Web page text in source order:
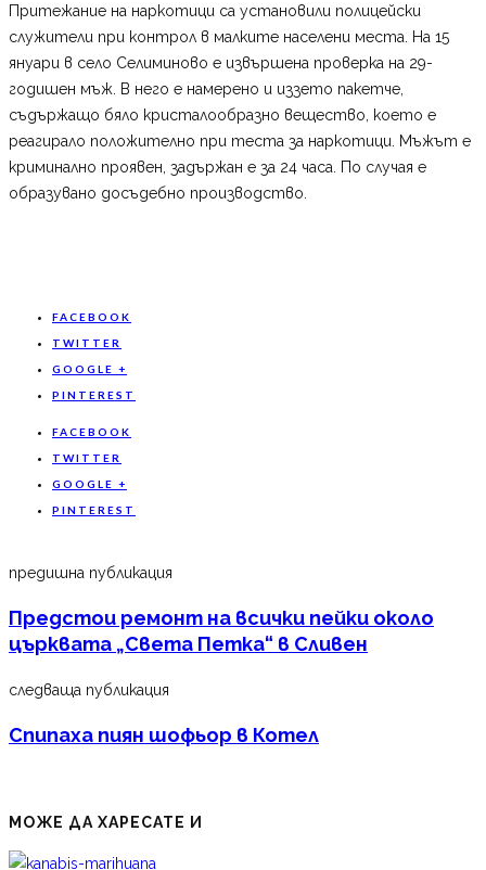
Притежание на наркотици са установили полицейски
служители при контрол в малките населени места. На 15
януари в село Селиминово е извършена проверка на 29-
годишен мъж. В него е намерено и иззето пакетче,
съдържащо бяло кристалообразно вещество, което е
реагирало положително при теста за наркотици. Мъжът е
криминално проявен, задържан е за 24 часа. По случая е
образувано досъдебно производство.
FACEBOOK
TWITTER
GOOGLE +
PINTEREST
FACEBOOK
TWITTER
GOOGLE +
PINTEREST
предишна публикация
Предстои ремонт на всички пейки около
църквата „Света Петка“ в Сливен
следваща публикация
Спипаха пиян шофьор в Котел
МОЖЕ ДА ХАРЕСАТЕ И